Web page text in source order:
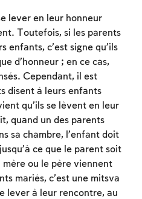
lever en leur honneur
Toutefois, si les parents
enfants, c’est signe qu’ils
d’honneur ; en ce cas,
Cependant, il est
disent à leurs enfants
qu’ils se lèvent en leur
quand un des parents
sa chambre, l’enfant doit
ce que le parent soit
mère ou le père viennent
mariés, c’est une mitsva
lever à leur rencontre, au